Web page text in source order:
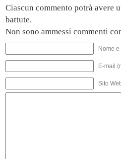
Ciascun commento potrà avere
battute.
Non sono ammessi commenti
Nome
E-mail
Sito